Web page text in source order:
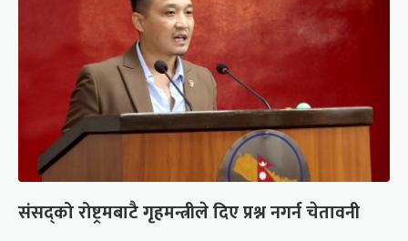
संसद्को रोष्ट्रमबाटै गृहमन्त्रीले दिए प्रश्न नगर्न चेतावनी